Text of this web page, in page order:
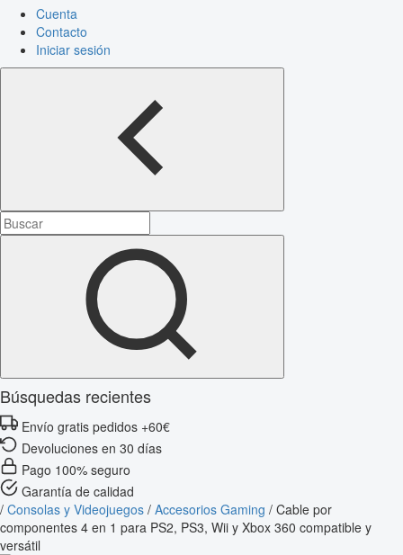
Cuenta
Contacto
Iniciar sesión
Búsquedas recientes
Envío gratis pedidos +60€
Devoluciones en 30 días
Pago 100% seguro
Garantía de calidad
/ Consolas y Videojuegos / Accesorios Gaming / Cable por
componentes 4 en 1 para PS2, PS3, Wii y Xbox 360 compatible y
versátil